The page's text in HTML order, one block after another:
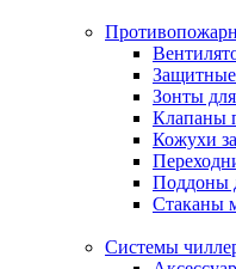
Защитные
Зонты
Клапаны
Кожухи
Поддоны
Стаканы
Системы